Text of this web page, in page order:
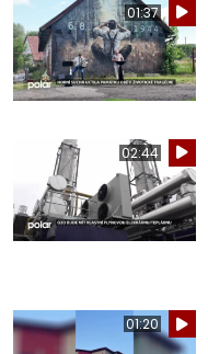
01:37
02:44
01:20